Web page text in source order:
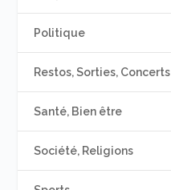
Politique
Restos, Sorties, Concerts
Santé, Bien être
Société, Religions